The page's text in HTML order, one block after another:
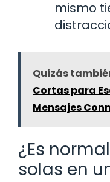
mismo
Quizás
Cortas para
Mensajes
¿Es
solas en